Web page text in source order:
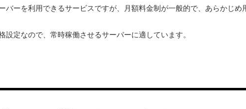
バーを利用できるサービスですが、月額料金制が一般的で、あらかじ
設定なので、常時稼働させるサーバーに適しています。